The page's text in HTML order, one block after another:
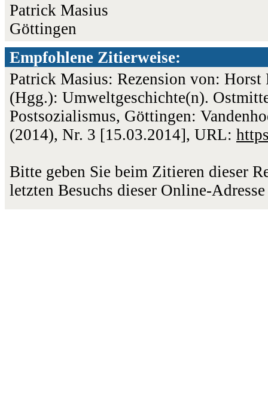
Patrick Masius
Göttingen
Empfohlene Zitierweise:
Patrick Masius: Rezension von:
(Hgg.): Umweltgeschichte(n).
Postsozialismus, Göttingen:
(2014), Nr. 3 [15.03.2014], URL:
Bitte geben Sie beim Zitieren dieser
letzten Besuchs dieser Online-Adresse